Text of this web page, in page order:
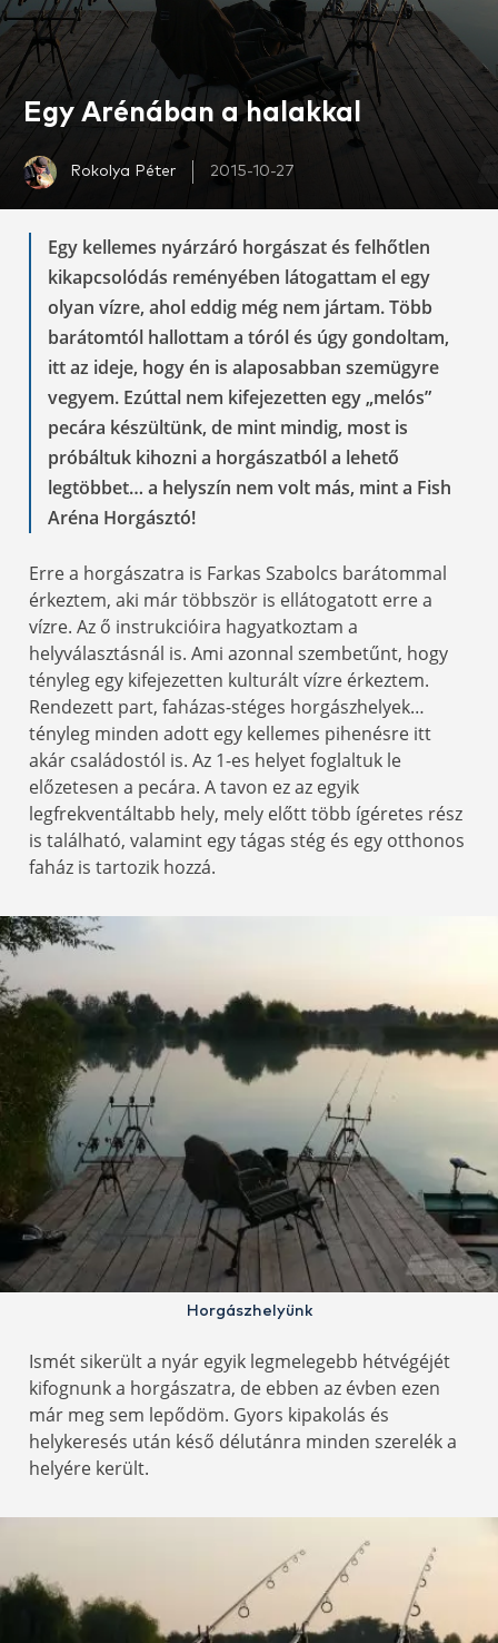
Egy Arénában a halakkal
Rokolya Péter 2015-10-27
Egy kellemes nyárzáró horgászat és felhőtlen
kikapcsolódás reményében látogattam el egy
olyan vízre, ahol eddig még nem jártam. Több
barátomtól hallottam a tóról és úgy gondoltam,
itt az ideje, hogy én is alaposabban szemügyre
vegyem. Ezúttal nem kifejezetten egy „melós”
pecára készültünk, de mint mindig, most is
próbáltuk kihozni a horgászatból a lehető
legtöbbet… a helyszín nem volt más, mint a Fish
Aréna Horgásztó!
Erre a horgászatra is Farkas Szabolcs barátommal
érkeztem, aki már többször is ellátogatott erre a
vízre. Az ő instrukcióira hagyatkoztam a
helyválasztásnál is. Ami azonnal szembetűnt, hogy
tényleg egy kifejezetten kulturált vízre érkeztem.
Rendezett part, faházas-stéges horgászhelyek…
tényleg minden adott egy kellemes pihenésre itt
akár családostól is. Az 1-es helyet foglaltuk le
előzetesen a pecára. A tavon ez az egyik
legfrekventáltabb hely, mely előtt több ígéretes rész
is található, valamint egy tágas stég és egy otthonos
faház is tartozik hozzá.
Horgászhelyünk
Ismét sikerült a nyár egyik legmelegebb hétvégéjét
kifognunk a horgászatra, de ebben az évben ezen
már meg sem lepődöm. Gyors kipakolás és
helykeresés után késő délutánra minden szerelék a
helyére került.